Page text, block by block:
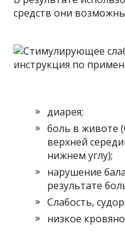
средств они
диарея;
боль в животе
верхней
нижнем углу);
нарушение
результате
Слабость,
низкое